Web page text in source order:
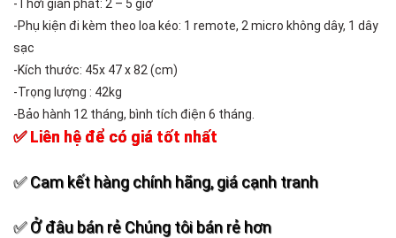
-Thời gian phát: 2 – 5 giờ
-Phụ kiện đi kèm theo loa kéo: 1 remote, 2 micro không dây, 1 dây
sạc
-Kích thước: 45x 47 x 82 (cm)
-Trọng lượng : 42kg
-Bảo hành 12 tháng, bình tích điện 6 tháng.
✅ Liên hệ để có giá tốt nhất
✅ Cam kết hàng chính hãng, giá cạnh tranh
✅ Ở đâu bán rẻ Chúng tôi bán rẻ hơn